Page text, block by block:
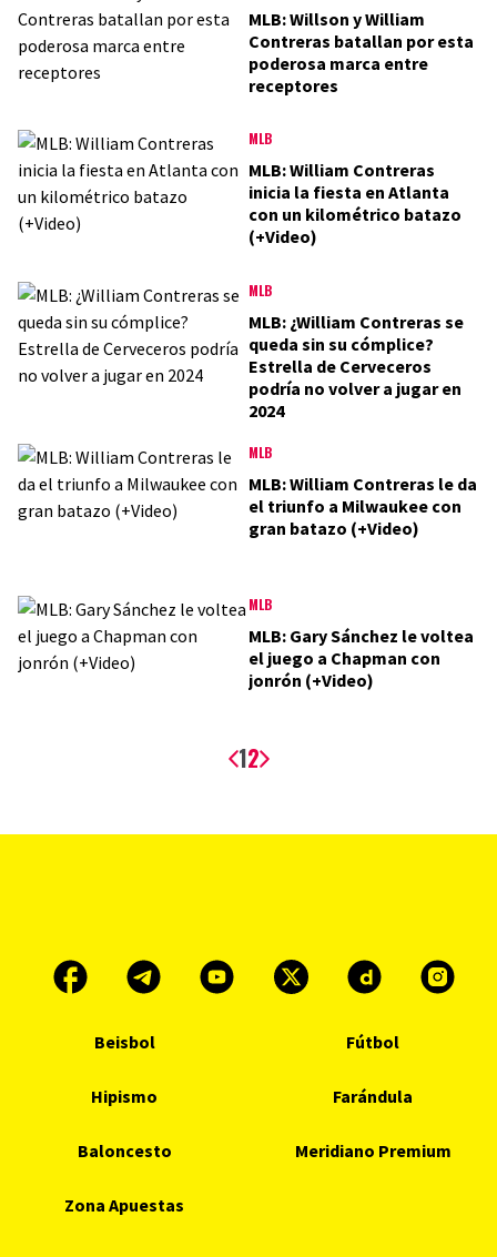
MLB: Willson y William
Contreras batallan por esta
poderosa marca entre
receptores
MLB
MLB: William Contreras
inicia la fiesta en Atlanta
con un kilométrico batazo
(+Video)
MLB
MLB: ¿William Contreras se
queda sin su cómplice?
Estrella de Cerveceros
podría no volver a jugar en
2024
MLB
MLB: William Contreras le da
el triunfo a Milwaukee con
gran batazo (+Video)
MLB
MLB: Gary Sánchez le voltea
el juego a Chapman con
jonrón (+Video)
12
Beisbol Fútbol
Hipismo Farándula
Baloncesto Meridiano Premium
Zona Apuestas